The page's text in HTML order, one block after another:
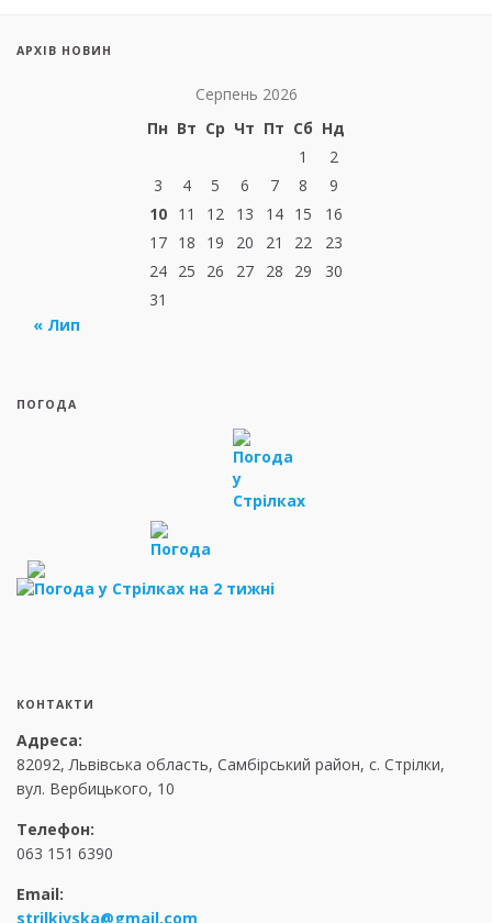
АРХІВ НОВИН
Серпень 2026
Пн Вт Ср Чт Пт Сб Нд
1
2
3
4 5 6 7 8
9
10
11 12 13 14 15
16
17
18 19 20 21 22
23
24
25 26 27 28 29
30
31
« Лип
ПОГОДА
КОНТАКТИ
Адреса:
82092, Львівська область, Самбірський район, с. Стрілки,
вул. Вербицького, 10
Телефон:
063 151 6390
Email:
strilkivska@gmail.com